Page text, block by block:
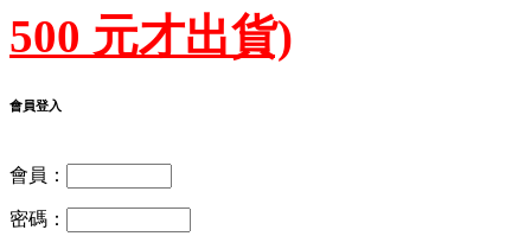
500 元才出貨)
會員登入
會員：
密碼：